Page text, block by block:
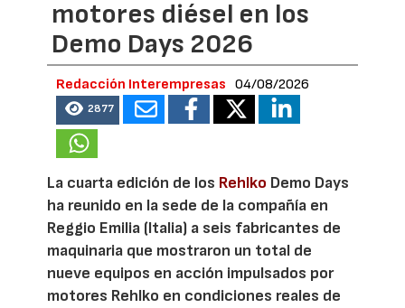
motores diésel en los
Demo Days 2026
Redacción Interempresas 04/08/2026
2877
La cuarta edición de los Rehlko Demo Days
ha reunido en la sede de la compañía en
Reggio Emilia (Italia) a seis fabricantes de
maquinaria que mostraron un total de
nueve equipos en acción impulsados por
motores Rehlko en condiciones reales de